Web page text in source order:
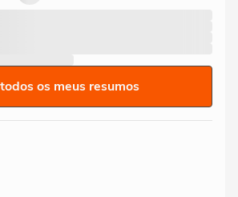
os meus resumos